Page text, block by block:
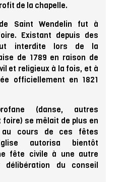
de la chapelle.
Saint Wendelin fut à
Existant depuis des
interdite lors de la
de 1789 en raison de
et religieux à la fois, et à
officiellement en 1821
(danse, autres
se mêlait de plus en
cours de ces fêtes
autorisa bientôt
fête civile à une autre
du conseil